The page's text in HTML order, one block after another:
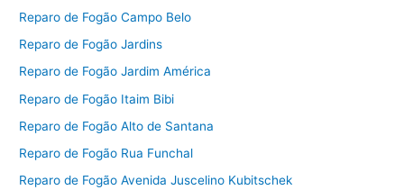
Reparo de Fogão Campo Belo
Reparo de Fogão Jardins
Reparo de Fogão Jardim América
Reparo de Fogão Itaim Bibi
Reparo de Fogão Alto de Santana
Reparo de Fogão Rua Funchal
Reparo de Fogão Avenida Juscelino Kubitschek